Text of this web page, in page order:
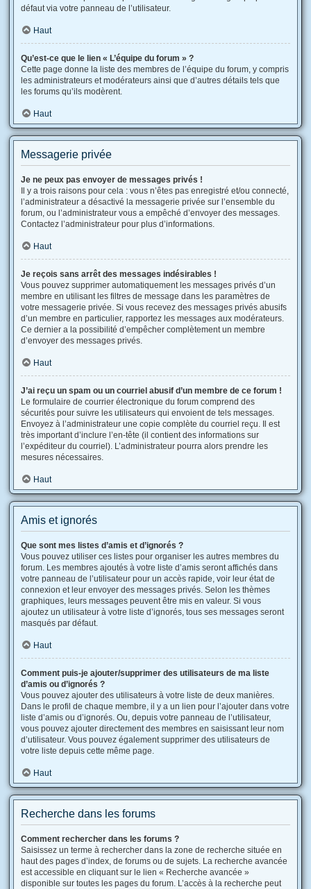
défaut via votre panneau de l’utilisateur.
Haut
Qu’est-ce que le lien « L’équipe du forum » ?
Cette page donne la liste des membres de l’équipe du forum, y compris
les administrateurs et modérateurs ainsi que d’autres détails tels que
les forums qu’ils modèrent.
Haut
Messagerie privée
Je ne peux pas envoyer de messages privés !
Il y a trois raisons pour cela : vous n’êtes pas enregistré et/ou connecté,
l’administrateur a désactivé la messagerie privée sur l’ensemble du
forum, ou l’administrateur vous a empêché d’envoyer des messages.
Contactez l’administrateur pour plus d’informations.
Haut
Je reçois sans arrêt des messages indésirables !
Vous pouvez supprimer automatiquement les messages privés d’un
membre en utilisant les filtres de message dans les paramètres de
votre messagerie privée. Si vous recevez des messages privés abusifs
d’un membre en particulier, rapportez les messages aux modérateurs.
Ce dernier a la possibilité d’empêcher complètement un membre
d’envoyer des messages privés.
Haut
J’ai reçu un spam ou un courriel abusif d’un membre de ce forum !
Le formulaire de courrier électronique du forum comprend des
sécurités pour suivre les utilisateurs qui envoient de tels messages.
Envoyez à l’administrateur une copie complète du courriel reçu. Il est
très important d’inclure l’en-tête (il contient des informations sur
l’expéditeur du courriel). L’administrateur pourra alors prendre les
mesures nécessaires.
Haut
Amis et ignorés
Que sont mes listes d’amis et d’ignorés ?
Vous pouvez utiliser ces listes pour organiser les autres membres du
forum. Les membres ajoutés à votre liste d’amis seront affichés dans
votre panneau de l’utilisateur pour un accès rapide, voir leur état de
connexion et leur envoyer des messages privés. Selon les thèmes
graphiques, leurs messages peuvent être mis en valeur. Si vous
ajoutez un utilisateur à votre liste d’ignorés, tous ses messages seront
masqués par défaut.
Haut
Comment puis-je ajouter/supprimer des utilisateurs de ma liste
d’amis ou d’ignorés ?
Vous pouvez ajouter des utilisateurs à votre liste de deux manières.
Dans le profil de chaque membre, il y a un lien pour l’ajouter dans votre
liste d’amis ou d’ignorés. Ou, depuis votre panneau de l’utilisateur,
vous pouvez ajouter directement des membres en saisissant leur nom
d’utilisateur. Vous pouvez également supprimer des utilisateurs de
votre liste depuis cette même page.
Haut
Recherche dans les forums
Comment rechercher dans les forums ?
Saisissez un terme à rechercher dans la zone de recherche située en
haut des pages d’index, de forums ou de sujets. La recherche avancée
est accessible en cliquant sur le lien « Recherche avancée »
disponible sur toutes les pages du forum. L’accès à la recherche peut